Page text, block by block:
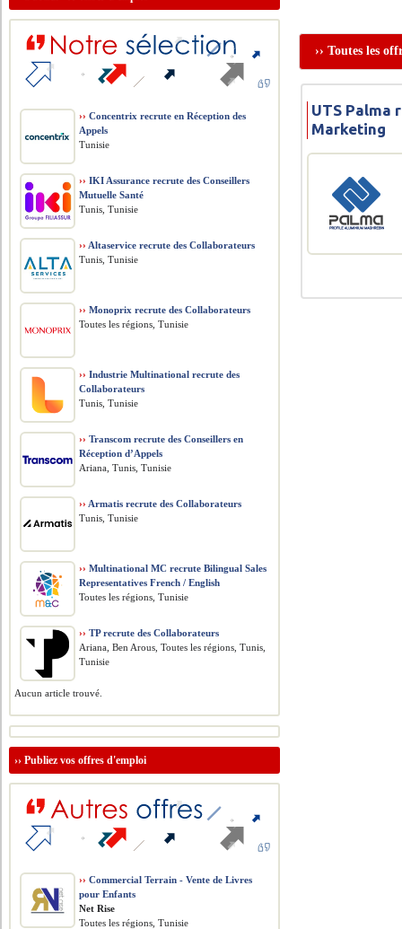
›› Toutes les
UTS Palma
Marketing
›› Concentrix recrute en Réception des
Appels
Tunisie
›› IKI Assurance recrute des Conseillers
Mutuelle Santé
Tunis, Tunisie
›› Altaservice recrute des Collaborateurs
Tunis, Tunisie
›› Monoprix recrute des Collaborateurs
Toutes les régions, Tunisie
›› Industrie Multinational recrute des
Collaborateurs
Tunis, Tunisie
›› Transcom recrute des Conseillers en
Réception d’Appels
Ariana, Tunis, Tunisie
›› Armatis recrute des Collaborateurs
Tunis, Tunisie
›› Multinational MC recrute Bilingual Sales
Representatives French / English
Toutes les régions, Tunisie
›› TP recrute des Collaborateurs
Ariana, Ben Arous, Toutes les régions, Tunis,
Tunisie
Aucun article trouvé.
››Publiez vos offres d'emploi
›› Commercial Terrain - Vente de Livres
pour Enfants
Net Rise
Toutes les régions, Tunisie